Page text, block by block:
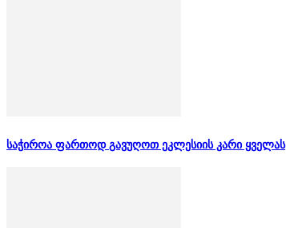
საჭიროა ფართოდ გავუღოთ ეკლესიის კარი ყველას